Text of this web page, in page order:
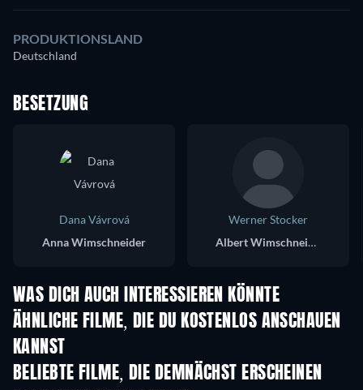
PRODUKTIONSLAND
Deutschland
BESETZUNG
Dana Vávrová
Anna Wimschneider
Werner Stocker
Albert Wimschneider
WAS DICH AUCH INTERESSIEREN KÖNNTE
ÄHNLICHE FILME, DIE DU KOSTENLOS ANSCHAUEN
KANNST
BELIEBTE FILME, DIE DEMNÄCHST ERSCHEINEN